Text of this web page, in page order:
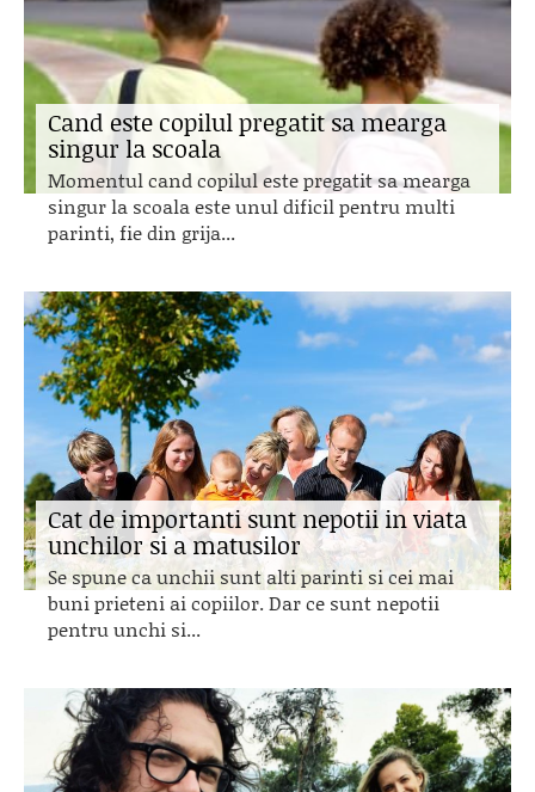
Cand este copilul pregatit sa mearga
singur la scoala
Momentul cand copilul este pregatit sa mearga
singur la scoala este unul dificil pentru multi
parinti, fie din grija...
Cat de importanti sunt nepotii in viata
unchilor si a matusilor
Se spune ca unchii sunt alti parinti si cei mai
buni prieteni ai copiilor. Dar ce sunt nepotii
pentru unchi si...